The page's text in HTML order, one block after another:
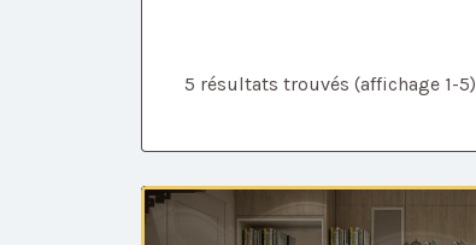
5 résultats trouvés (affichage 1-5)